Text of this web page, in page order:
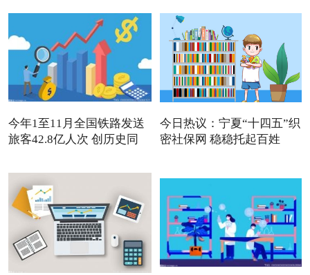
今年1至11月全国铁路发送
旅客42.8亿人次 创历史同
今日热议：宁夏“十四五”织
密社保网 稳稳托起百姓